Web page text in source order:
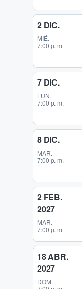
2 DIC.
MIÉ.
7:00 p. m.
7 DIC.
LUN.
7:00 p. m.
8 DIC.
MAR.
7:00 p. m.
2 FEB.
2027
MAR.
7:00 p. m.
18 ABR.
2027
DOM.